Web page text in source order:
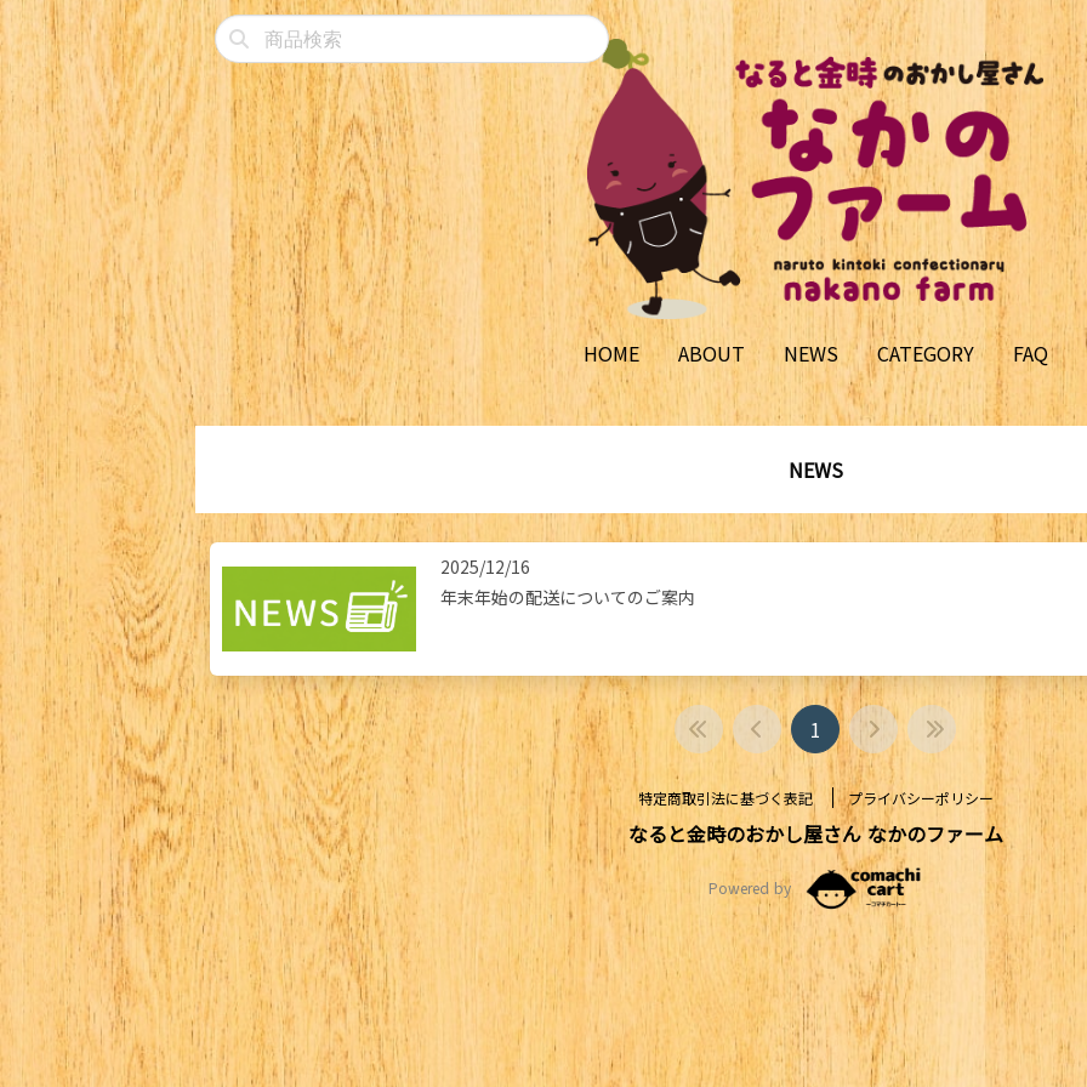
HOME ABOUT NEWS CATEGORY FAQ
NEWS
2025/12/16
年末年始の配送についてのご案内
1
特定商取引法に基づく表記 プライバシーポリシー
なると金時のおかし屋さん なかのファーム
Powered by